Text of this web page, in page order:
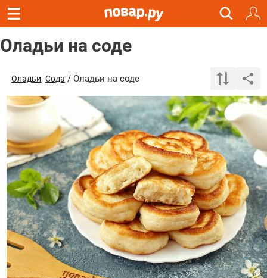
Оладьи на соде
Оладьи, Сода / Оладьи на соде